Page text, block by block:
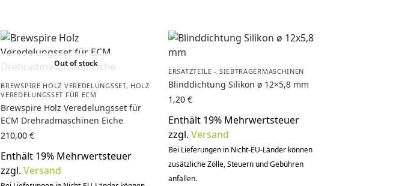
Out of stock
BREWSPIRE HOLZ VEREDELUNGSSET, HOLZ
VEREDELUNGSSET FÜR ECM
Brewspire Holz Veredelungsset für
ECM Drehradmaschinen Eiche
210,00€
Enthält 19% Mehrwertsteuer
zzgl.Versand
ERSATZTEILE - SIEBTRÄGERMASCHINEN
Blinddichtung Silikon ø 12×5,8 mm
1,20€
Enthält 19% Mehrwertsteuer
zzgl.Versand
Bei Lieferungen in Nicht-EU-Länder können
zusätzliche Zölle, Steuern und Gebühren
anfallen.